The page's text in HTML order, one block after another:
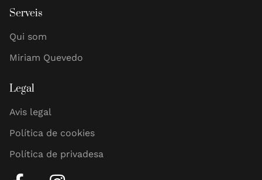
Serveis
Qui som
Miriam Quevedo
Legal
Avis legal
Política de cookies
Política de privadesa